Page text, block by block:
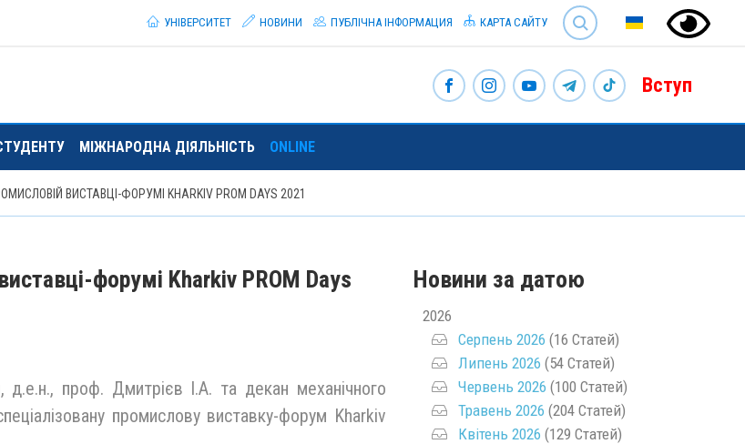
SEARCH
УНІВЕРСИТЕТ
НОВИНИ ПУБЛІЧНА ІНФОРМАЦИЯ КАРТА САЙТУ
Вступ
МІЖНАРОДНА ДІЯЛЬНІСТЬ ONLINE
ВИСТАВЦІ-ФОРУМІ KHARKIV PROM DAYS 2021
форумі Kharkiv PROM Days
проф. Дмитрієв І.А. та декан механічного
промислову виставку-форум Kharkiv
Новини за датою
2026
Серпень 2026 (16 Статей)
Липень 2026 (54 Статей)
Червень 2026 (100 Статей)
Травень 2026 (204 Статей)
Квітень 2026 (129 Статей)